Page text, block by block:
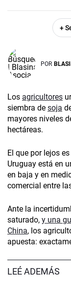
+
POR
Los agricultores
siembra de soja
mayores niveles
hectáreas.
El que por lejos
Uruguay está en
en baja y en
comercial entre
Ante la
saturado, y una
China, los
apuesta:
LEÉ ADEMÁS